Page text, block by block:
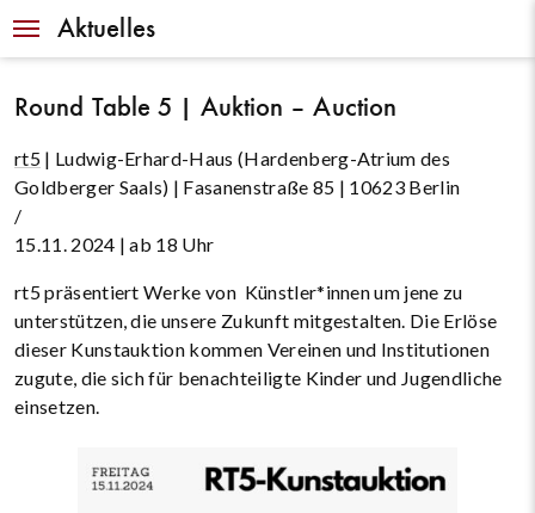
Aktuelles
Round Table 5 | Auktion – Auction
rt5| Ludwig-Erhard-Haus (Hardenberg-Atrium des
Goldberger Saals) | Fasanenstraße 85 | 10623 Berlin
/
15.11. 2024 | ab 18 Uhr
rt5 präsentiert Werke von Künstler*innen um jene zu
unterstützen, die unsere Zukunft mitgestalten. Die Erlöse
dieser Kunstauktion kommen Vereinen und Institutionen
zugute, die sich für benachteiligte Kinder und Jugendliche
einsetzen.